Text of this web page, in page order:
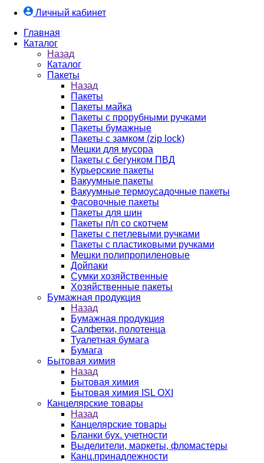
Личный кабинет
Главная
Каталог
Назад
Каталог
Пакеты
Назад
Пакеты
Пакеты майка
Пакеты с прорубными ручками
Пакеты бумажные
Пакеты с замком (zip lock)
Мешки для мусора
Пакеты с бегунком ПВД
Курьерские пакеты
Вакуумные пакеты
Вакуумные термоусадочные пакеты
Фасовочные пакеты
Пакеты для шин
Пакеты п/п со скотчем
Пакеты с петлевыми ручками
Пакеты с пластиковыми ручками
Мешки полипропиленовые
Дойпаки
Сумки хозяйственные
Хозяйственные пакеты
Бумажная продукция
Назад
Бумажная продукция
Салфетки, полотенца
Туалетная бумага
Бумага
Бытовая химия
Назад
Бытовая химия
Бытовая химия ISL OXI
Канцелярские товары
Назад
Канцелярские товары
Бланки бух. учетности
Выделители, маркеты, фломастеры
Канц.принадлежности